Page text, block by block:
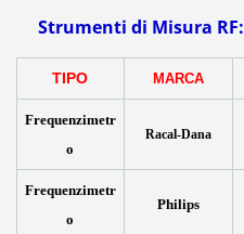
Strumenti di Misura RF:
TIPO MARCA
Frequenzimetr
o
Racal-Dana
Frequenzimetr
o
Philips